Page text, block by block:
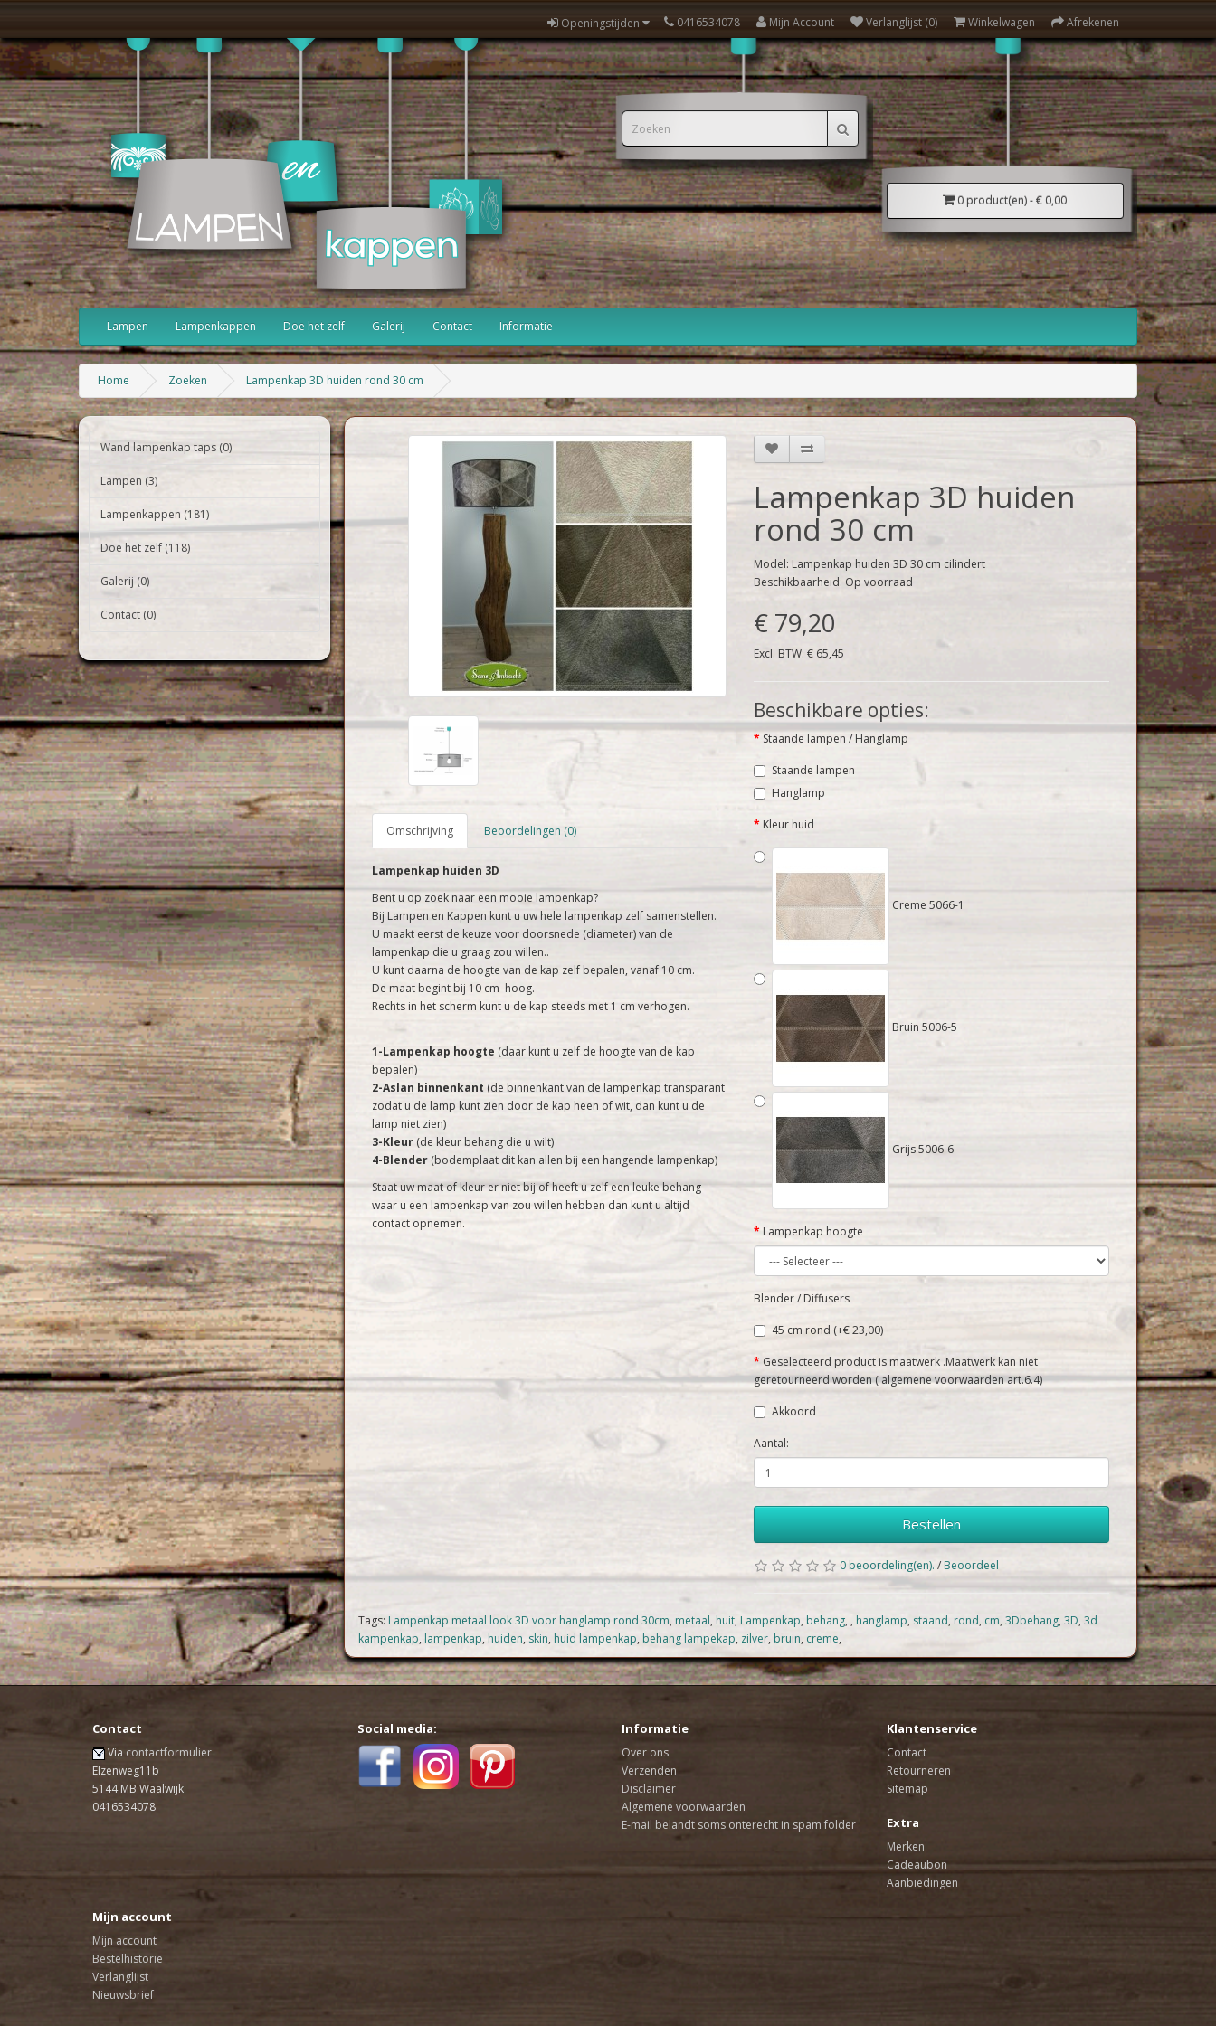
Openingstijden 0416534078 Mijn Account Verlanglijst (0) Winkelwagen Afrekenen
0 product(en) - € 0,00
Lampen Lampenkappen Doe het zelf Galerij Contact Informatie
Home Zoeken Lampenkap 3D huiden rond 30 cm
Wand lampenkap taps (0)
Lampen (3)
Lampenkappen (181)
Doe het zelf (118)
Galerij (0)
Contact (0)
Omschrijving Beoordelingen (0)
Lampenkap huiden 3D
Bent u op zoek naar een mooie lampenkap?
Bij Lampen en Kappen kunt u uw hele lampenkap zelf samenstellen.
U maakt eerst de keuze voor doorsnede (diameter) van de
lampenkap die u graag zou willen..
U kunt daarna de hoogte van de kap zelf bepalen, vanaf 10 cm.
De maat begint bij 10 cm hoog.
Rechts in het scherm kunt u de kap steeds met 1 cm verhogen.
1-Lampenkap hoogte (daar kunt u zelf de hoogte van de kap
bepalen)
2-Aslan binnenkant (de binnenkant van de lampenkap transparant
zodat u de lamp kunt zien door de kap heen of wit, dan kunt u de
lamp niet zien)
3-Kleur (de kleur behang die u wilt)
4-Blender (bodemplaat dit kan allen bij een hangende lampenkap)
Staat uw maat of kleur er niet bij of heeft u zelf een leuke behang
waar u een lampenkap van zou willen hebben dan kunt u altijd
contact opnemen.
Lampenkap 3D huiden
rond 30 cm
Model: Lampenkap huiden 3D 30 cm cilindert
Beschikbaarheid: Op voorraad
€ 79,20
Excl. BTW: € 65,45
Beschikbare opties:
Staande lampen / Hanglamp
Staande lampen
Hanglamp
Kleur huid
Creme 5066-1
Bruin 5006-5
Grijs 5006-6
Lampenkap hoogte
Blender / Diffusers
45 cm rond (+€ 23,00)
Geselecteerd product is maatwerk .Maatwerk kan niet
geretourneerd worden ( algemene voorwaarden art.6.4)
Akkoord
Aantal:
Bestellen
0 beoordeling(en). / Beoordeel
Tags: Lampenkap metaal look 3D voor hanglamp rond 30cm, metaal, huit,Lampenkap, behang, , hanglamp, staand,rond, cm,3Dbehang, 3D, 3d
kampenkap, lampenkap, huiden, skin, huid lampenkap,behang lampekap, zilver, bruin, creme,
Contact
Via contactformulier
Elzenweg11b
5144 MB Waalwijk
0416534078
Social media: Informatie
Over ons
Verzenden
Disclaimer
Algemene voorwaarden
E-mail belandt soms onterecht in spam folder
Klantenservice
Contact
Retourneren
Sitemap
Extra
Merken
Cadeaubon
Aanbiedingen
Mijn account
Mijn account
Bestelhistorie
Verlanglijst
Nieuwsbrief